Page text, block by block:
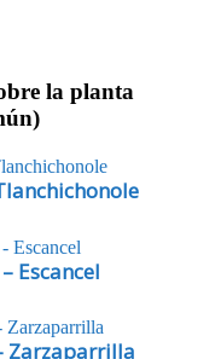
la planta
Escancel
Zarzaparrilla